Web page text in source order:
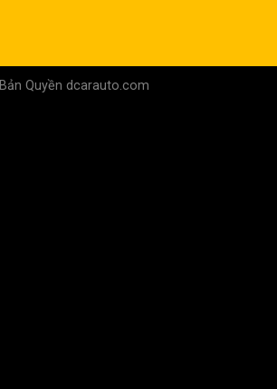
Bản Quyền dcarauto.com